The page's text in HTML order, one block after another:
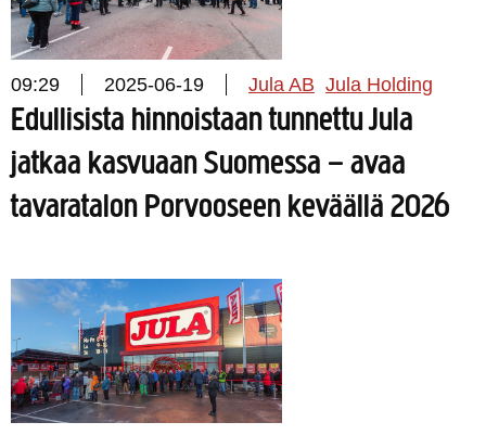
09:29 2025-06-19 Jula AB Jula Holding
Edullisista hinnoistaan tunnettu Jula
jatkaa kasvuaan Suomessa – avaa
tavaratalon Porvooseen keväällä 2026